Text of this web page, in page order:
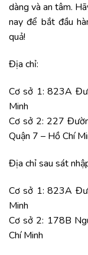
dàng và an tâm.
nay để bắt đầu
quả!
Địa chỉ:
Cơ sở 1: 823A
Minh
Cơ sở 2: 227
Quận 7 – Hồ Chí
Địa chỉ sau sát
Cơ sở 1: 823A
Minh
Cơ sở 2: 178B
Chí Minh